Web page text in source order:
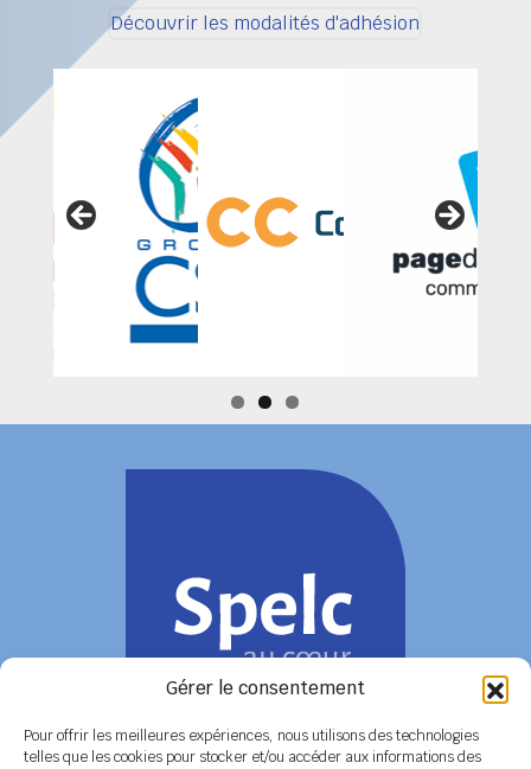
Gérer le consentement
Pour offrir les meilleures expériences, nous utilisons des technologies
telles que les cookies pour stocker et/ou accéder aux informations des
Découvrir les modalités d'adhésion